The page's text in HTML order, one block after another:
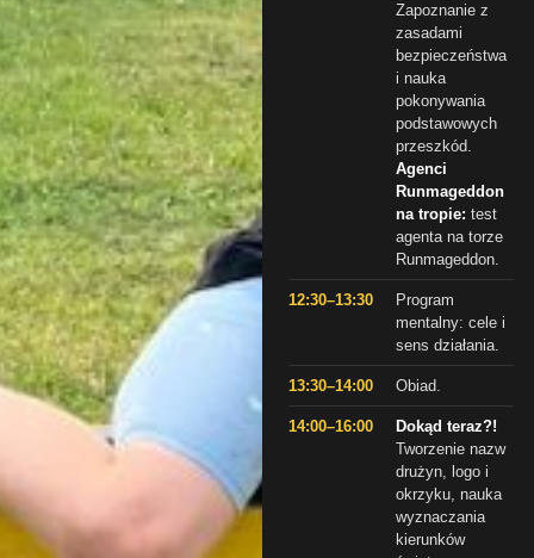
Zapoznanie z
zasadami
bezpieczeństwa
i nauka
pokonywania
podstawowych
przeszkód.
Agenci
Runmageddon
na tropie: test
agenta na torze
Runmageddon.
12:30–13:30
Program
mentalny: cele i
sens działania.
13:30–14:00 Obiad.
14:00–16:00
Dokąd teraz?!
Tworzenie nazw
drużyn, logo i
okrzyku, nauka
wyznaczania
kierunków